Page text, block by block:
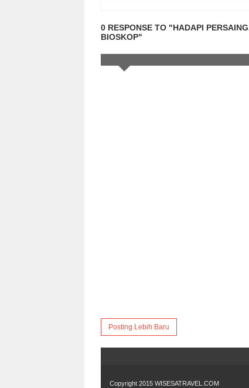
0 RESPONSE TO "HADAPI
BIOSKOP"
Posting Lebih Baru
Copyright 2015 WISESATRAVEL.COM